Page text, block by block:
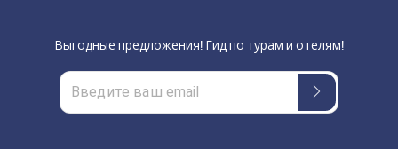
Выгодные предложения! Гид по турам и отелям!